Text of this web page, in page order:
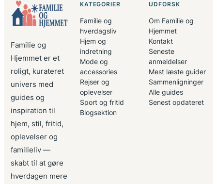
Familie og
Hjemmet er et
roligt, kurateret
univers med
guides og
inspiration til
hjem, stil, fritid,
oplevelser og
familieliv —
skabt til at gøre
hverdagen mere
KATEGORIER
Familie og
hverdagsliv
Hjem og
indretning
Mode og
accessories
Rejser og
oplevelser
Sport og fritid
Blogsektion
UDFORSK
Om Familie og
Hjemmet
Kontakt
Seneste
anmeldelser
Mest læste guider
Sammenligninger
Alle guides
Senest opdateret